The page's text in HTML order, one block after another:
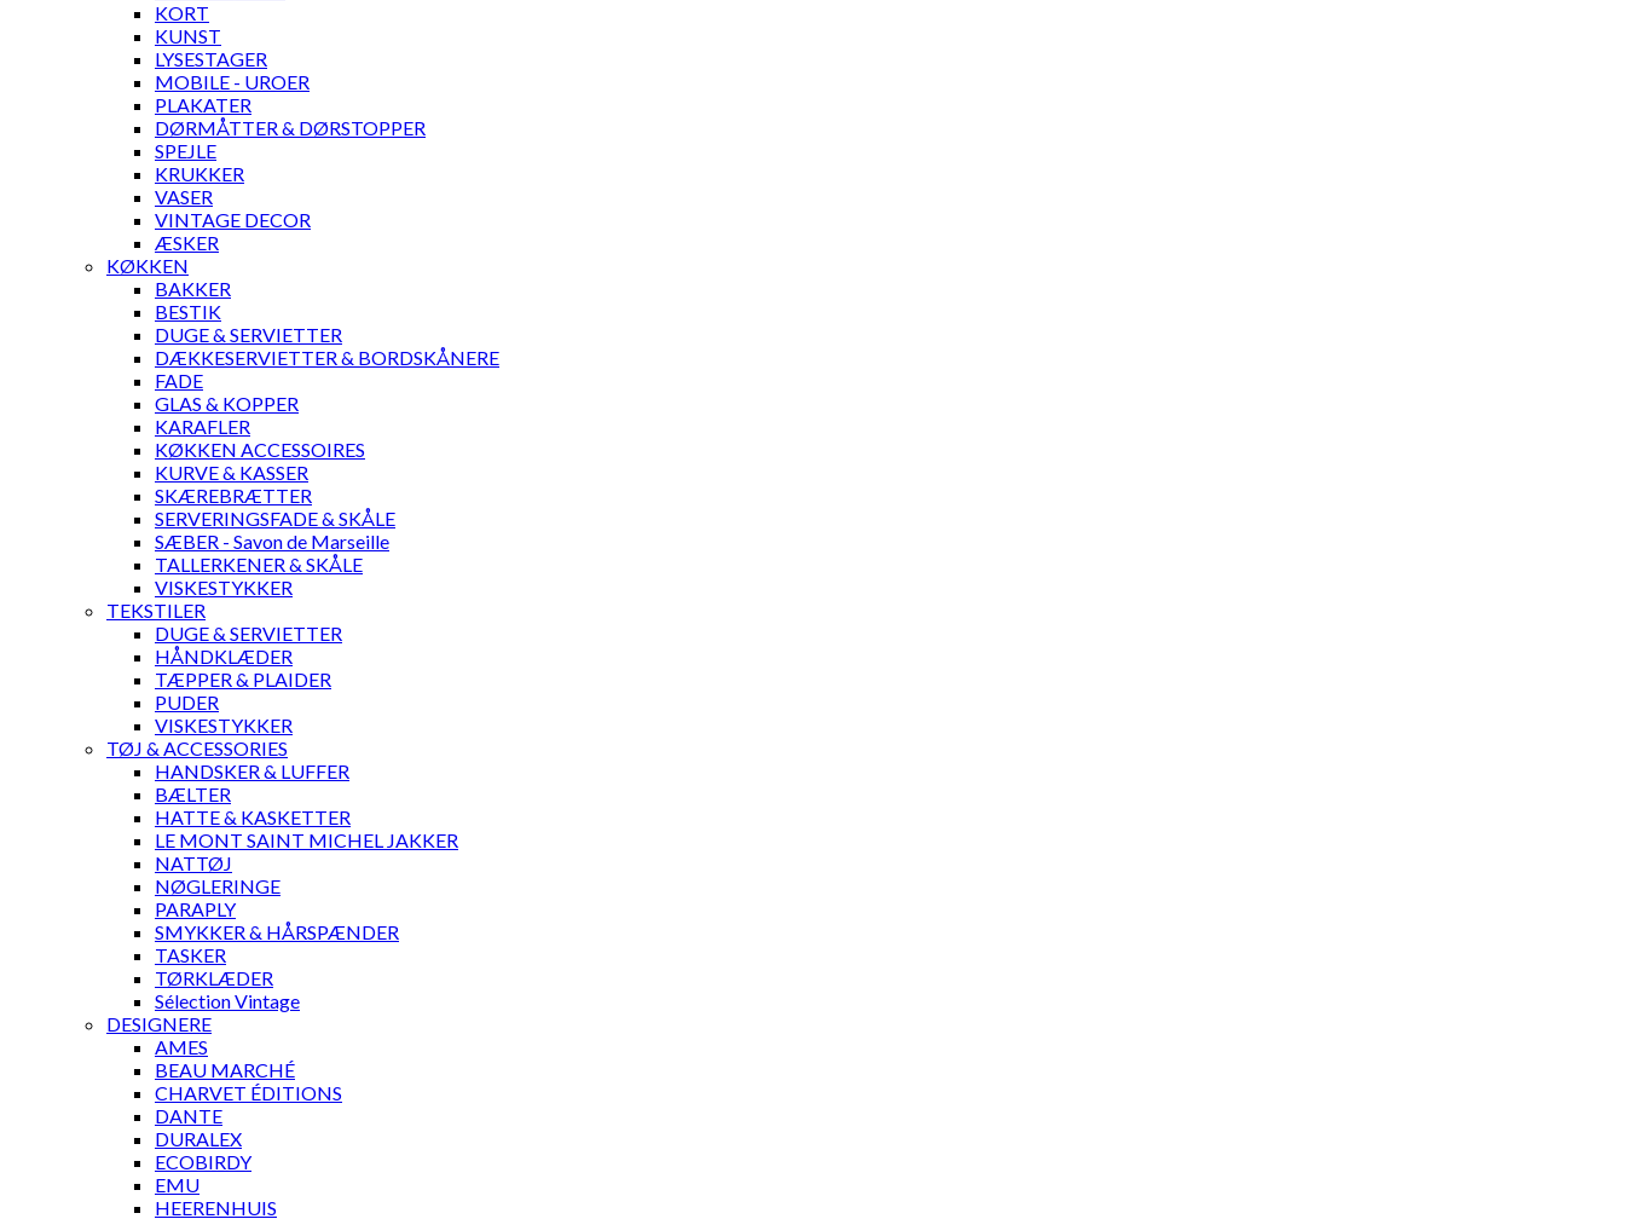
KORT
KUNST
LYSESTAGER
MOBILE - UROER
PLAKATER
DØRMÅTTER & DØRSTOPPER
SPEJLE
KRUKKER
VASER
VINTAGE DECOR
ÆSKER
KØKKEN
BAKKER
BESTIK
DUGE & SERVIETTER
DÆKKESERVIETTER & BORDSKÅNERE
FADE
GLAS & KOPPER
KARAFLER
KØKKEN ACCESSOIRES
KURVE & KASSER
SKÆREBRÆTTER
SERVERINGSFADE & SKÅLE
SÆBER - Savon de Marseille
TALLERKENER & SKÅLE
VISKESTYKKER
TEKSTILER
DUGE & SERVIETTER
HÅNDKLÆDER
TÆPPER & PLAIDER
PUDER
VISKESTYKKER
TØJ & ACCESSORIES
HANDSKER & LUFFER
BÆLTER
HATTE & KASKETTER
LE MONT SAINT MICHEL JAKKER
NATTØJ
NØGLERINGE
PARAPLY
SMYKKER & HÅRSPÆNDER
TASKER
TØRKLÆDER
Sélection Vintage
DESIGNERE
AMES
BEAU MARCHÉ
CHARVET ÉDITIONS
DANTE
DURALEX
ECOBIRDY
EMU
HEERENHUIS